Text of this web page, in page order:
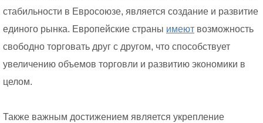
стабильности в Евросоюзе, является создание и развитие
единого рынка. Европейские страны имеют возможность
свободно торговать друг с другом, что способствует
увеличению объемов торговли и развитию экономики в
целом.
Также важным достижением является укрепление